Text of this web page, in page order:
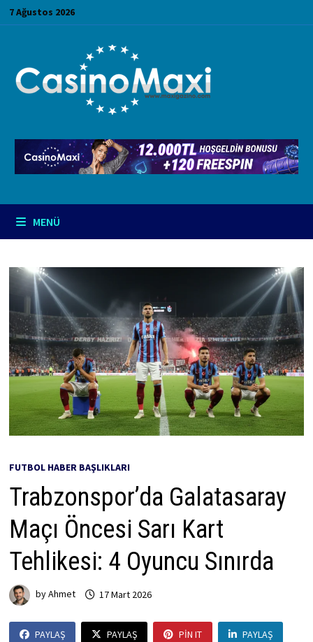
İçeriğe
geç
7 Ağustos 2026
MENÜ
FUTBOL HABER BAŞLIKLARI
Trabzonspor’da Galatasaray
Maçı Öncesi Sarı Kart
Tehlikesi: 4 Oyuncu Sınırda
byAhmet 17 Mart 2026
PAYLAŞ PAYLAŞ PIN IT PAYLAŞ